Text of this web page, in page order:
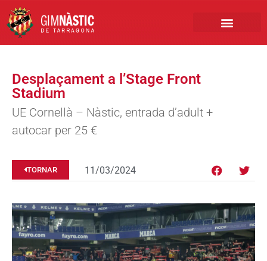
Desplaçament a l’Stage Front
Stadium
UE Cornellà – Nàstic, entrada d’adult +
autocar per 25 €
TORNAR 11/03/2024